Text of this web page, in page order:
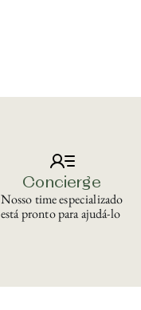
Concierge
Nosso time especializado
está pronto para ajudá-lo